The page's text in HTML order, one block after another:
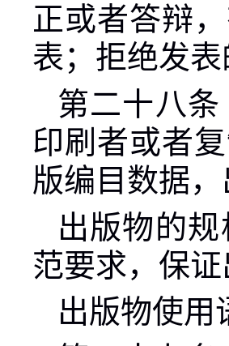
正或者答辩
表；拒绝发
第二十八
印刷者或者
版编目数据
出版物的
范要求，保
出版物使用